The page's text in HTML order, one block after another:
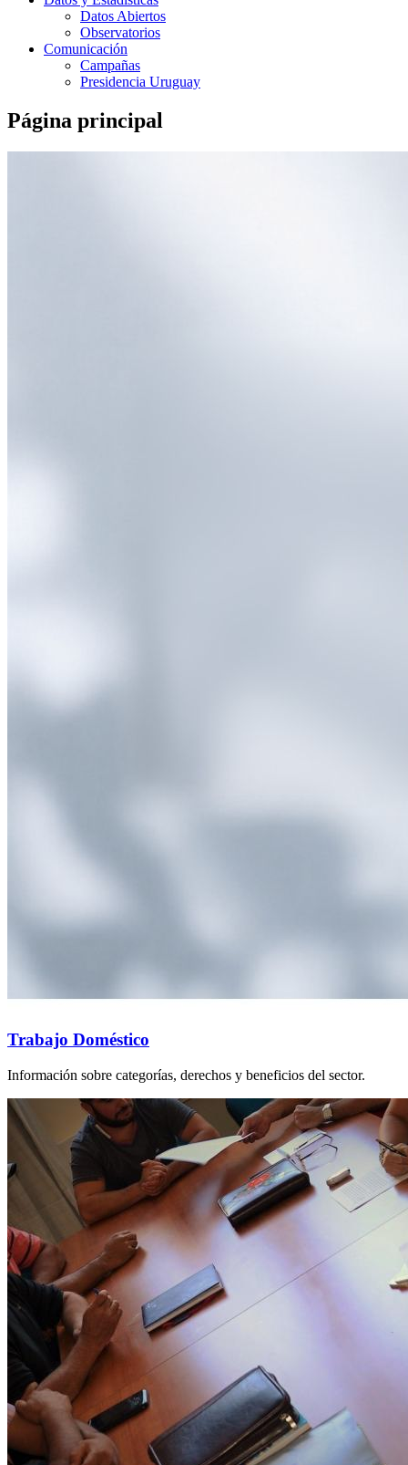
Datos Abiertos
Observatorios
Comunicación
Campañas
Presidencia Uruguay
Página principal
Trabajo Doméstico
Información sobre categorías, derechos y beneficios del sector.